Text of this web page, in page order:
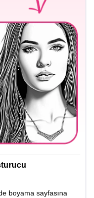
boyama sayfasına